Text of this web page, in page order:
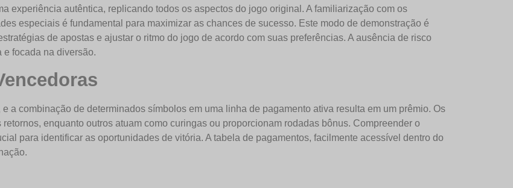
experiência autêntica, replicando todos os aspectos do jogo original. A familiarização com os
especiais é fundamental para maximizar as chances de sucesso. Este modo de demonstração é
de apostas e ajustar o ritmo do jogo de acordo com suas preferências. A ausência de risco
focada na diversão.
a combinação de determinados símbolos em uma linha de pagamento ativa resulta em um prêmio. Os
enquanto outros atuam como curingas ou proporcionam rodadas bônus. Compreender o
para identificar as oportunidades de vitória. A tabela de pagamentos, facilmente acessível dentro do